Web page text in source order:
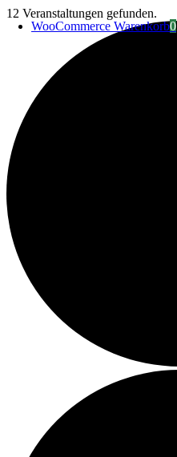
Zum
InhaltWooCommerce Warenkorb0
12 Veranstaltungen gefunden.